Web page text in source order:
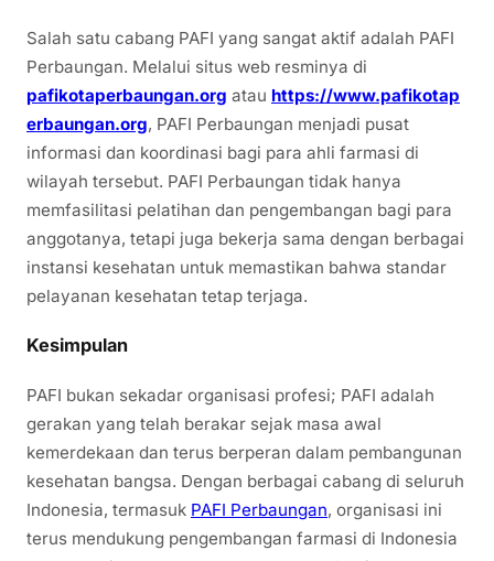
Salah satu cabang PAFI yang sangat aktif adalah PAFI
Perbaungan. Melalui situs web resminya di
pafikotaperbaungan.org atau https://www.pafikotap
erbaungan.org, PAFI Perbaungan menjadi pusat
informasi dan koordinasi bagi para ahli farmasi di
wilayah tersebut. PAFI Perbaungan tidak hanya
memfasilitasi pelatihan dan pengembangan bagi para
anggotanya, tetapi juga bekerja sama dengan berbagai
instansi kesehatan untuk memastikan bahwa standar
pelayanan kesehatan tetap terjaga.
Kesimpulan
PAFI bukan sekadar organisasi profesi; PAFI adalah
gerakan yang telah berakar sejak masa awal
kemerdekaan dan terus berperan dalam pembangunan
kesehatan bangsa. Dengan berbagai cabang di seluruh
Indonesia, termasuk PAFI Perbaungan, organisasi ini
terus mendukung pengembangan farmasi di Indonesia